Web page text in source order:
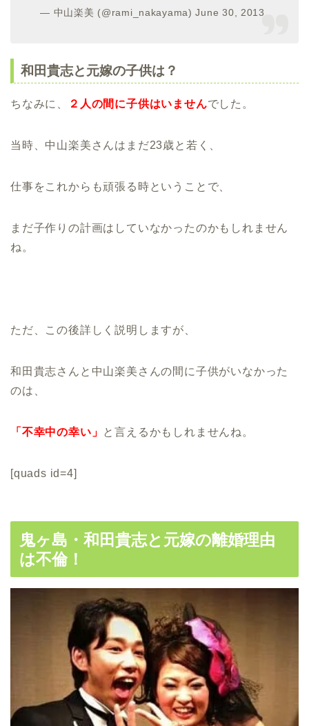
— 中山楽美 (@rami_nakayama) June 30, 2013
和田貴志と元嫁の子供は？
ちなみに、 ２人の間に子供はいませんでした。
当時、中山楽美さんはまだ23歳と若く、
仕事をこれからも頑張る時ということで、
まだ子作りの計画はしていなかったのかもしれません
ね。
ただ、この後詳しく説明しますが、
和田貴志さんと中山楽美さんの間に子供がいなかった
のは、
「不幸中の幸い」 と言えるかもしれませんね。
[quads id=4]
鬼ヶ島・和田貴志と元嫁の離婚理由
は不倫！